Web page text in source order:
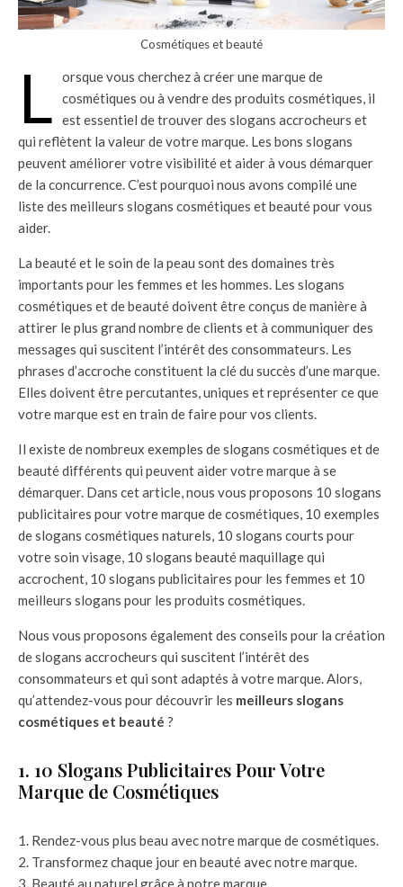
Cosmétiques et beauté
L
orsque vous cherchez à créer une marque de
cosmétiques ou à vendre des produits cosmétiques, il
est essentiel de trouver des slogans accrocheurs et
qui reflètent la valeur de votre marque. Les bons slogans
peuvent améliorer votre visibilité et aider à vous démarquer
de la concurrence. C’est pourquoi nous avons compilé une
liste des meilleurs slogans cosmétiques et beauté pour vous
aider.
La beauté et le soin de la peau sont des domaines très
importants pour les femmes et les hommes. Les slogans
cosmétiques et de beauté doivent être conçus de manière à
attirer le plus grand nombre de clients et à communiquer des
messages qui suscitent l’intérêt des consommateurs. Les
phrases d’accroche constituent la clé du succès d’une marque.
Elles doivent être percutantes, uniques et représenter ce que
votre marque est en train de faire pour vos clients.
Il existe de nombreux exemples de slogans cosmétiques et de
beauté différents qui peuvent aider votre marque à se
démarquer. Dans cet article, nous vous proposons 10 slogans
publicitaires pour votre marque de cosmétiques, 10 exemples
de slogans cosmétiques naturels, 10 slogans courts pour
votre soin visage, 10 slogans beauté maquillage qui
accrochent, 10 slogans publicitaires pour les femmes et 10
meilleurs slogans pour les produits cosmétiques.
Nous vous proposons également des conseils pour la création
de slogans accrocheurs qui suscitent l’intérêt des
consommateurs et qui sont adaptés à votre marque. Alors,
qu’attendez-vous pour découvrir les meilleurs slogans
cosmétiques et beauté ?
1. 10 Slogans Publicitaires Pour Votre
Marque de Cosmétiques
Rendez-vous plus beau avec notre marque de cosmétiques.
Transformez chaque jour en beauté avec notre marque.
Beauté au naturel grâce à notre marque.